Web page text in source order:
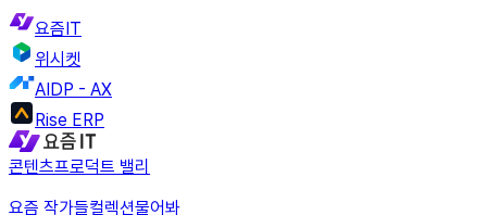
요즘IT
위시켓
AIDP - AX
Rise ERP
콘텐츠프로덕트 밸리
요즘 작가들컬렉션물어봐